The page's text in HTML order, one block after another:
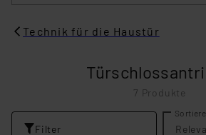
Technik für die Haustür
7 Produkte
Filter